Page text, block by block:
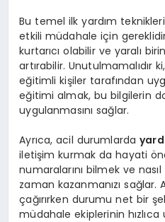
Bu temel ilk yardım
etkili müdahale için
kurtarıcı olabilir ve yaralı
artırabilir. Unutulmamalıdır
eğitimli kişiler tarafından
eğitimi almak, bu bilgilerin
uygulanmasını sağlar.
Ayrıca, acil durumlarda
iletişim kurmak da hayati
numaralarını bilmek ve
zaman kazanmanızı sağlar.
çağırırken durumu net bir
müdahale ekiplerinin hızlıca